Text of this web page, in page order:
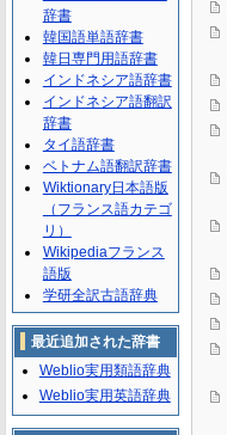
辞書
韓国語単語辞書
韓日専門用語辞書
インドネシア語辞書
インドネシア語翻訳
辞書
タイ語辞書
ベトナム語翻訳辞書
Wiktionary日本語版
（フランス語カテゴ
リ）
Wikipediaフランス
語版
学研全訳古語辞典
最近追加された辞書
Weblio実用類語辞典
Weblio実用英語辞典